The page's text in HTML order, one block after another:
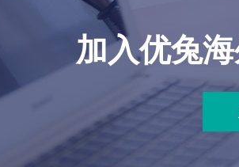
加入优兔